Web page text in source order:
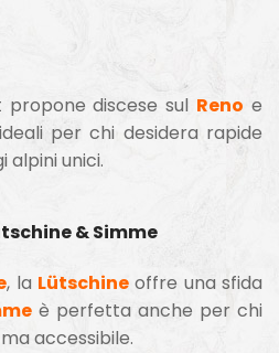
propone discese sul Reno e
per chi desidera rapide
alpini unici.
& Simme
, la Lütschine offre una sfida
è perfetta anche per chi
accessibile.